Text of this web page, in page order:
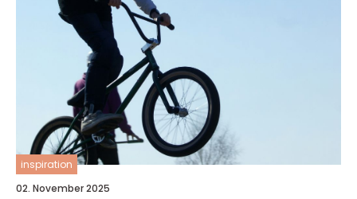
inspiration
02. November 2025